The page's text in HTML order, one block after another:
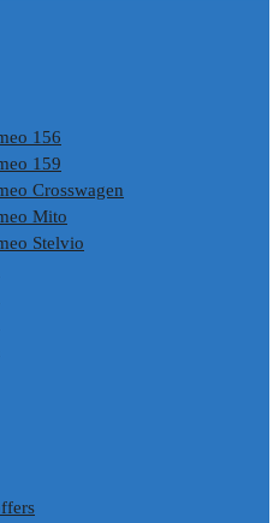
156
159
Crosswagen
Mito
Stelvio